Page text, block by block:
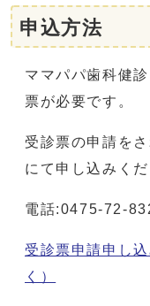
申込方法
ママパパ歯科健
票が必要です。
受診票の申請を
にて申し込みくだ
電話:0475-72-
受診票申請申し
く）